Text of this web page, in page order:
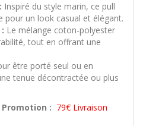
Inspiré du style marin, ce pull
pour un look casual et élégant.
Le mélange coton-polyester
tout en offrant une
être porté seul ou en
tenue décontractée ou plus
Promotion : 79€ Livraison